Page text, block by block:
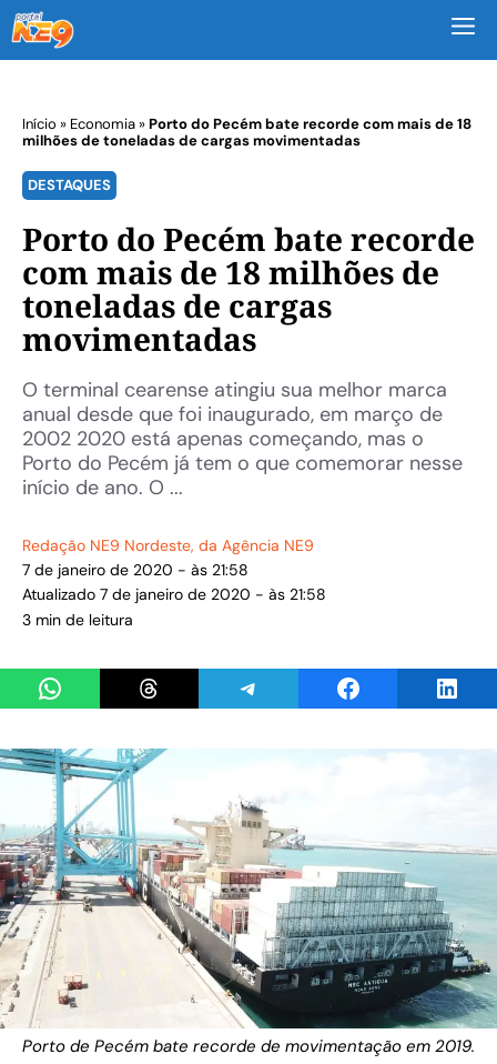
Início » Economia»Porto do Pecém bate recorde com mais de 18
milhões de toneladas de cargas movimentadas
DESTAQUES
Porto do Pecém bate recorde
com mais de 18 milhões de
toneladas de cargas
movimentadas
O terminal cearense atingiu sua melhor marca
anual desde que foi inaugurado, em março de
2002 2020 está apenas começando, mas o
Porto do Pecém já tem o que comemorar nesse
início de ano. O ...
Redação NE9 Nordeste, da Agência NE9
7 de janeiro de 2020 - às 21:58
Atualizado 7 de janeiro de 2020 - às 21:58
3 min de leitura
Share on WhatsAppShare on ThreadsShare on TelegramShare on Facebook
Porto de Pecém bate recorde de movimentação em 2019.